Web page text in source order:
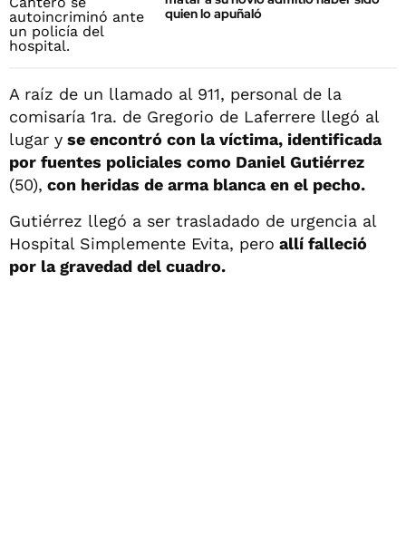
quien lo apuñaló
A raíz de un llamado al 911, personal de la
comisaría 1ra. de Gregorio de Laferrere llegó al
lugar y se encontró con la víctima, identificada
por fuentes policiales como Daniel Gutiérrez
(50), con heridas de arma blanca en el pecho.
Gutiérrez llegó a ser trasladado de urgencia al
Hospital Simplemente Evita, pero allí falleció
por la gravedad del cuadro.